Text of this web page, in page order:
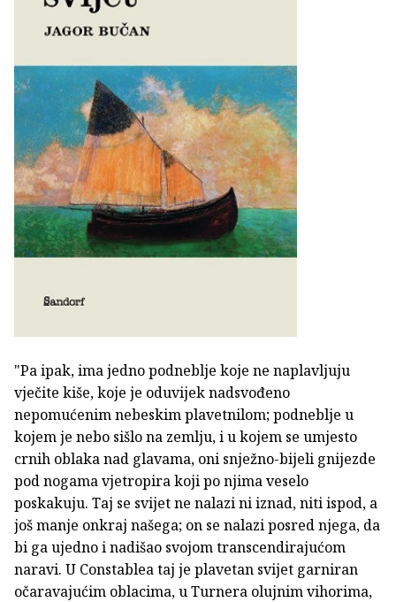
"Pa ipak, ima jedno podneblje koje ne naplavljuju
vječite kiše, koje je oduvijek nadsvođeno
nepomućenim nebeskim plavetnilom; podneblje u
kojem je nebo sišlo na zemlju, i u kojem se umjesto
crnih oblaka nad glavama, oni snježno-bijeli gnijezde
pod nogama vjetropira koji po njima veselo
poskakuju. Taj se svijet ne nalazi ni iznad, niti ispod, a
još manje onkraj našega; on se nalazi posred njega, da
bi ga ujedno i nadišao svojom transcendirajućom
naravi. U Constablea taj je plavetan svijet garniran
očaravajućim oblacima, u Turnera olujnim vihorima,